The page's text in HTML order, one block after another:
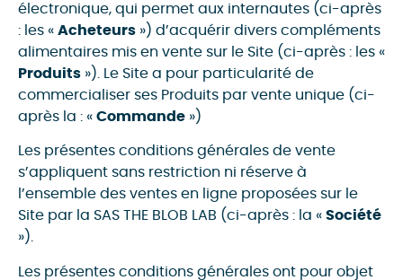
électronique, qui permet aux internautes (ci-après
: les « Acheteurs ») d’acquérir divers compléments
alimentaires mis en vente sur le Site (ci-après : les «
Produits »). Le Site a pour particularité de
commercialiser ses Produits par vente unique (ci-
après la : « Commande »)
Les présentes conditions générales de vente
s’appliquent sans restriction ni réserve à
l’ensemble des ventes en ligne proposées sur le
Site par la SAS THE BLOB LAB (ci-après : la « Société
»).
Les présentes conditions générales ont pour objet